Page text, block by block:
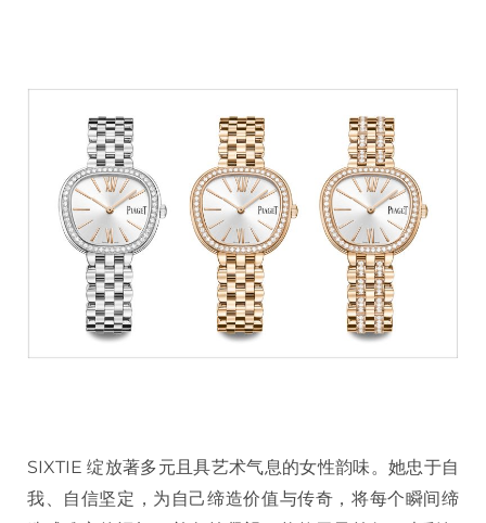
SIXTIE 绽放著多元且具艺术气息的女性韵味。她忠于自
我、自信坚定，为自己缔造价值与传奇，将每个瞬间缔